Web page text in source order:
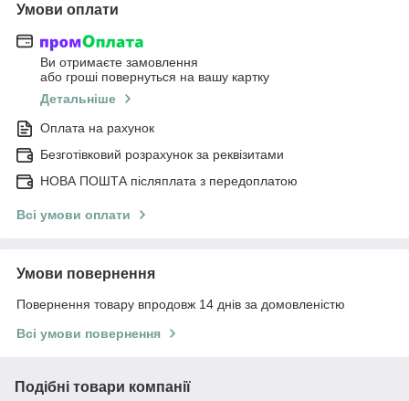
Умови оплати
Ви отримаєте замовлення
або гроші повернуться на вашу картку
Детальніше
Оплата на рахунок
Безготівковий розрахунок за реквізитами
НОВА ПОШТА післяплата з передоплатою
Всі умови оплати
Умови повернення
Повернення товару впродовж 14 днів за домовленістю
Всі умови повернення
Подібні товари компанії